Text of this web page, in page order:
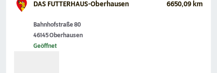
DAS FUTTERHAUS-Oberhausen 6650,09 km
Bahnhofstraße 80
46145 Oberhausen
Geöffnet